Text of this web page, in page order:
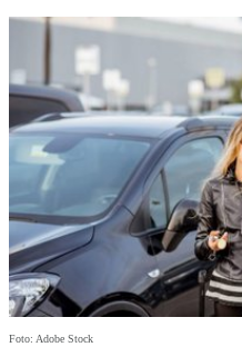
Foto: Adobe Stock